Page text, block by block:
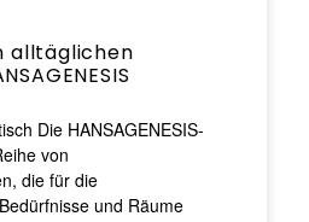
alltäglichen
Die HANSAGENESIS-
von
die für die
und Räume